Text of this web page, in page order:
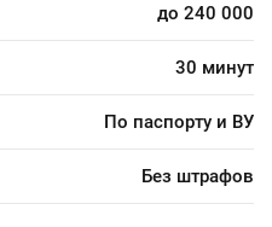
до 240 000
30 минут
По паспорту и ВУ
Без штрафов